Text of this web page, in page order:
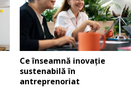
Ce înseamnă inovație
sustenabilă în
antreprenoriat